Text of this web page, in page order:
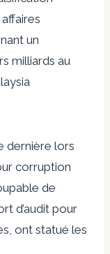
affaires
un
milliards au
dernière lors
corruption
de
d’audit pour
ont statué les